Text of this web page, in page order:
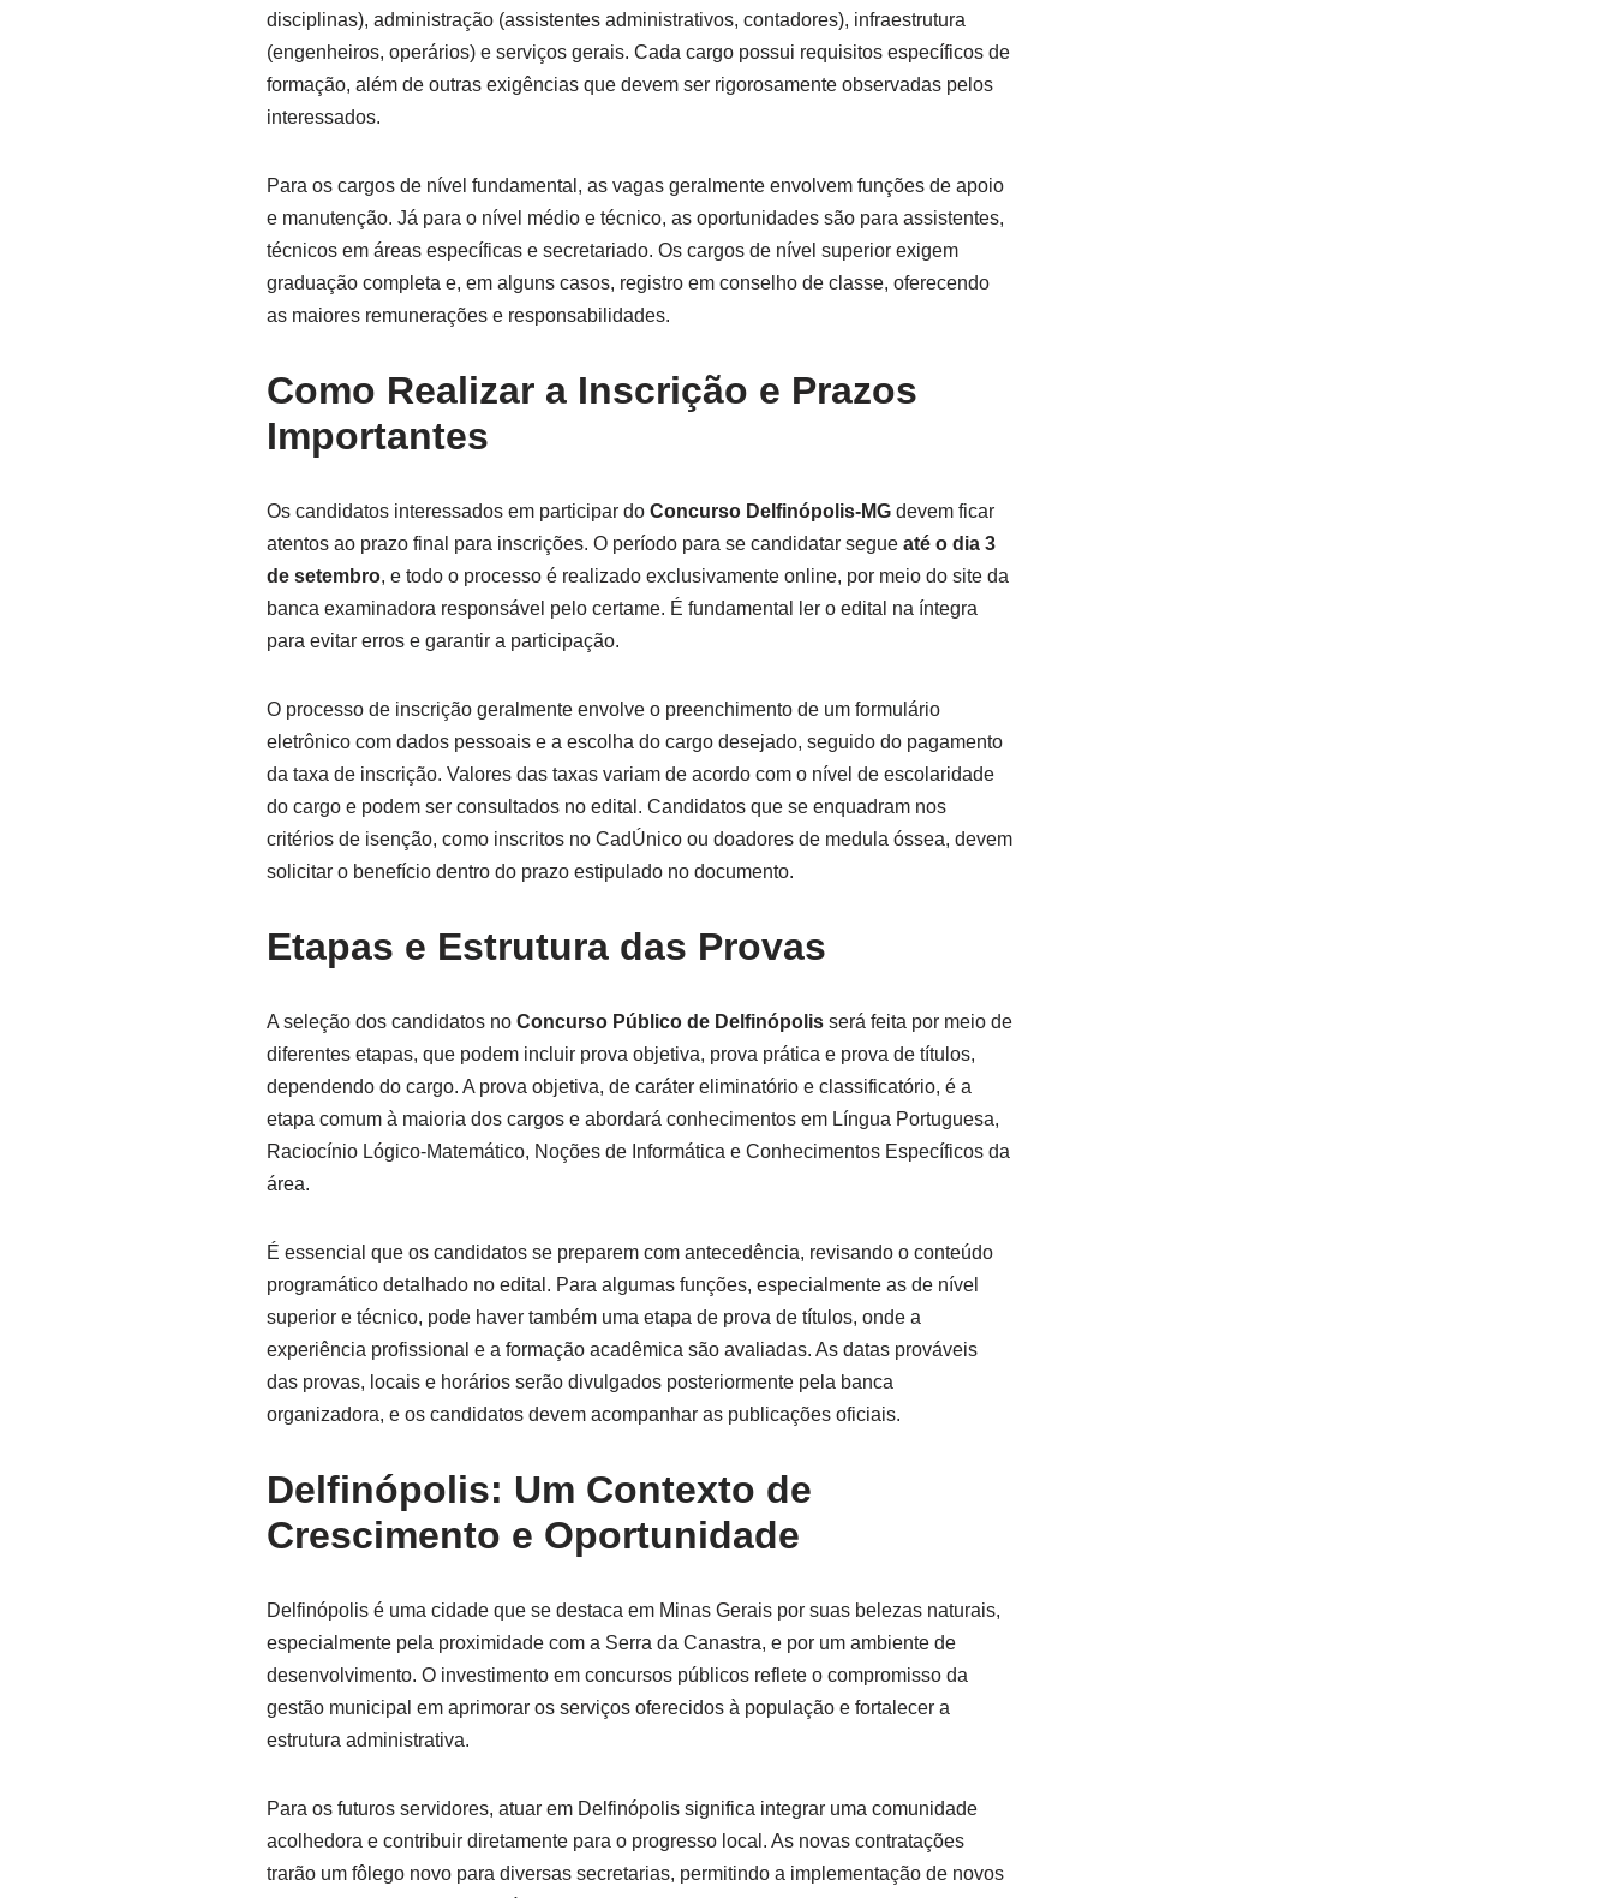
disciplinas), administração (assistentes administrativos, contadores), infraestrutura
(engenheiros, operários) e serviços gerais. Cada cargo possui requisitos específicos de
formação, além de outras exigências que devem ser rigorosamente observadas pelos
interessados.
Para os cargos de nível fundamental, as vagas geralmente envolvem funções de apoio
e manutenção. Já para o nível médio e técnico, as oportunidades são para assistentes,
técnicos em áreas específicas e secretariado. Os cargos de nível superior exigem
graduação completa e, em alguns casos, registro em conselho de classe, oferecendo
as maiores remunerações e responsabilidades.
Como Realizar a Inscrição e Prazos
Importantes
Os candidatos interessados em participar do Concurso Delfinópolis-MG devem ficar
atentos ao prazo final para inscrições. O período para se candidatar segue até o dia 3
de setembro, e todo o processo é realizado exclusivamente online, por meio do site da
banca examinadora responsável pelo certame. É fundamental ler o edital na íntegra
para evitar erros e garantir a participação.
O processo de inscrição geralmente envolve o preenchimento de um formulário
eletrônico com dados pessoais e a escolha do cargo desejado, seguido do pagamento
da taxa de inscrição. Valores das taxas variam de acordo com o nível de escolaridade
do cargo e podem ser consultados no edital. Candidatos que se enquadram nos
critérios de isenção, como inscritos no CadÚnico ou doadores de medula óssea, devem
solicitar o benefício dentro do prazo estipulado no documento.
Etapas e Estrutura das Provas
A seleção dos candidatos no Concurso Público de Delfinópolis será feita por meio de
diferentes etapas, que podem incluir prova objetiva, prova prática e prova de títulos,
dependendo do cargo. A prova objetiva, de caráter eliminatório e classificatório, é a
etapa comum à maioria dos cargos e abordará conhecimentos em Língua Portuguesa,
Raciocínio Lógico-Matemático, Noções de Informática e Conhecimentos Específicos da
área.
É essencial que os candidatos se preparem com antecedência, revisando o conteúdo
programático detalhado no edital. Para algumas funções, especialmente as de nível
superior e técnico, pode haver também uma etapa de prova de títulos, onde a
experiência profissional e a formação acadêmica são avaliadas. As datas prováveis
das provas, locais e horários serão divulgados posteriormente pela banca
organizadora, e os candidatos devem acompanhar as publicações oficiais.
Delfinópolis: Um Contexto de
Crescimento e Oportunidade
Delfinópolis é uma cidade que se destaca em Minas Gerais por suas belezas naturais,
especialmente pela proximidade com a Serra da Canastra, e por um ambiente de
desenvolvimento. O investimento em concursos públicos reflete o compromisso da
gestão municipal em aprimorar os serviços oferecidos à população e fortalecer a
estrutura administrativa.
Para os futuros servidores, atuar em Delfinópolis significa integrar uma comunidade
acolhedora e contribuir diretamente para o progresso local. As novas contratações
trarão um fôlego novo para diversas secretarias, permitindo a implementação de novos